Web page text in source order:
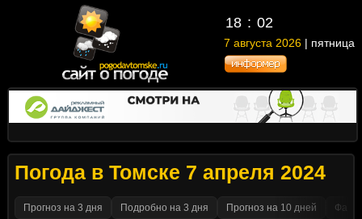
18 : 02
7 августа 2026 | пятница
Погода в Томске 7 апреля 2024
Прогноз на 3 дня Подробно на 3 дня Прогноз на 10 дней